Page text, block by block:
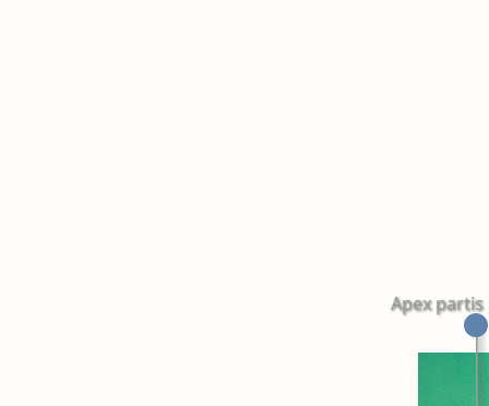
Apex